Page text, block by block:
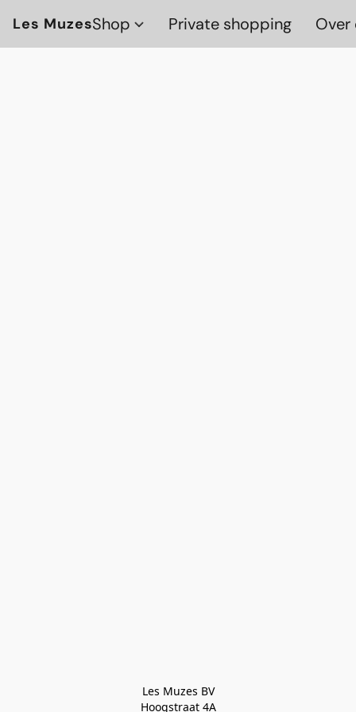
Les MuzesShop Private shopping Over
Les Muzes BV
Hoogstraat 4A